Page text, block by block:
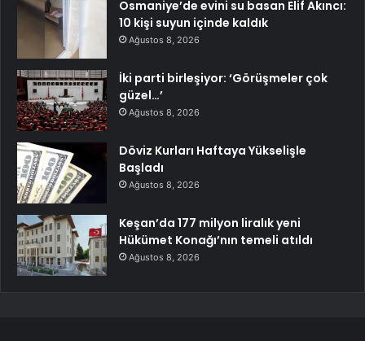
Osmaniye’de evini su basan Elif Akıncı:
10 kişi suyun içinde kaldık
Ağustos 8, 2026
İki parti birleşiyor: ‘Görüşmeler çok
güzel…’
Ağustos 8, 2026
Döviz Kurları Haftaya Yükselişle
Başladı
Ağustos 8, 2026
Keşan’da 177 milyon liralık yeni
Hükümet Konağı’nın temeli atıldı
Ağustos 8, 2026